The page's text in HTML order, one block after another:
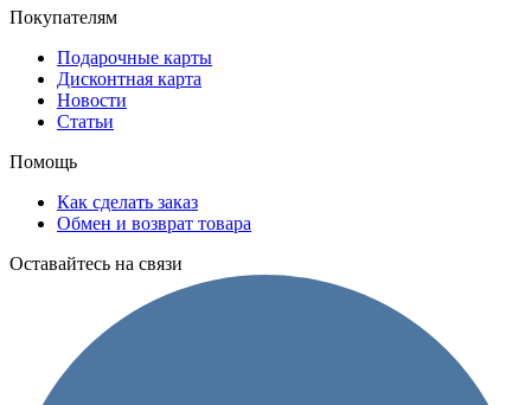
Покупателям
Подарочные карты
Дисконтная карта
Новости
Статьи
Помощь
Как сделать заказ
Обмен и возврат товара
Оставайтесь на связи